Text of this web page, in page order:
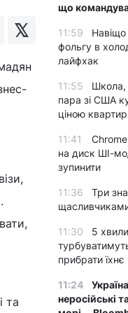
та
що
11:59
Навіщо
фольгу в
лайфхак
11:55
Школа,
пара зі США
ціною
11:41
на диск ШІ-
зупинити
11:36
Три
11:30
5
прибрати їхнє
11:24
неросійські